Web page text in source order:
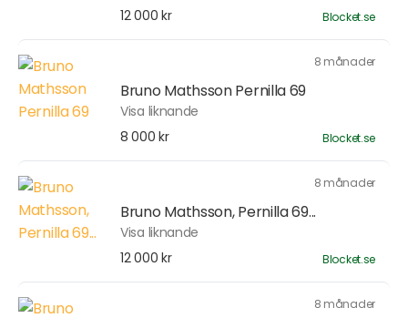
12 000 kr
Blocket.se
8 månader
Bruno Mathsson Pernilla 69
Visa liknande
8 000 kr
Blocket.se
8 månader
Bruno Mathsson, Pernilla 69...
Visa liknande
12 000 kr
Blocket.se
8 månader